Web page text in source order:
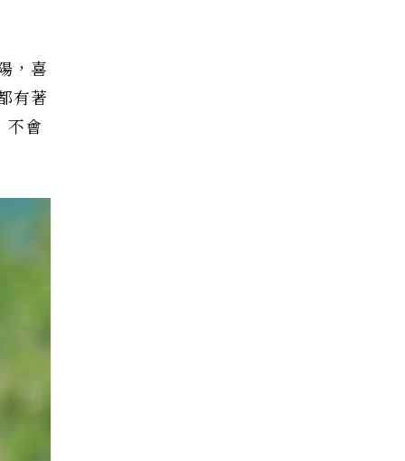
，喜
有著
不會